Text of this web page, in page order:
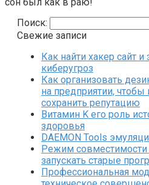
Поиск:
Свежие записи
Как найти хакер сайт и
киберугроз
Как организовать
на предприятии, чтобы
сохранить репутацию
Витамин K его роль
здоровья
DAEMON Tools
Режим совместимости
запускать старые
Профессиональная